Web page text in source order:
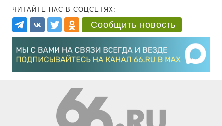
ЧИТАЙТЕ НАС В СОЦСЕТЯХ:
Сообщить новость